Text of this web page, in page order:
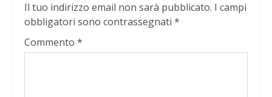
Il tuo indirizzo email non sarà pubblicato. I campi
obbligatori sono contrassegnati *
Commento *